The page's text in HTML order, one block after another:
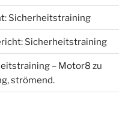
Sicherheitstraining
Sicherheitstraining
– Motor8 zu
strömend.